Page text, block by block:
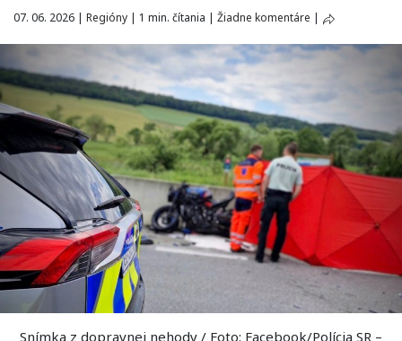
07. 06. 2026 | Regióny | 1 min. čítania | Žiadne komentáre |
Snímka z dopravnej nehody / Foto: Facebook/Polícia SR –